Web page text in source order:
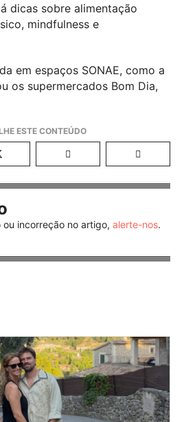
dicas sobre alimentação
mindfulness e
em espaços SONAE, como a
os supermercados Bom Dia,
incorreção no artigo, alerte-nos.